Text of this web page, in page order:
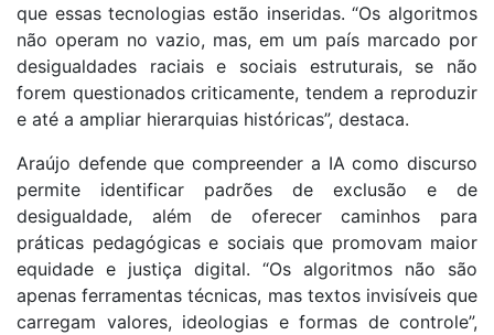
que essas tecnologias estão inseridas. “Os algoritmos
não operam no vazio, mas, em um país marcado por
desigualdades raciais e sociais estruturais, se não
forem questionados criticamente, tendem a reproduzir
e até a ampliar hierarquias históricas”, destaca.
Araújo defende que compreender a IA como discurso
permite identificar padrões de exclusão e de
desigualdade, além de oferecer caminhos para
práticas pedagógicas e sociais que promovam maior
equidade e justiça digital. “Os algoritmos não são
apenas ferramentas técnicas, mas textos invisíveis que
carregam valores, ideologias e formas de controle”,